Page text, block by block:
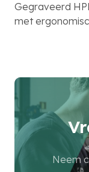
Gegraveerd
met
Neem